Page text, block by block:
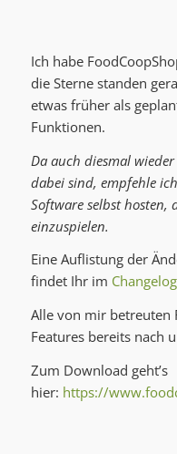
Ich habe
die Sterne standen
etwas früher als
Funktionen.
Da auch diesmal
dabei sind, empfehle
Software selbst hosten,
einzuspielen.
Eine Auflistung der
findet Ihr im Changelog
Alle von mir betreuten
Features bereits nach
Zum Download geht’s
hier: https://